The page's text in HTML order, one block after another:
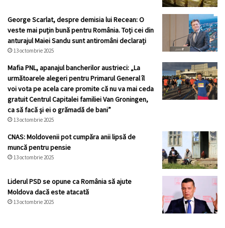
George Scarlat, despre demisia lui Recean: O
veste mai puțin bună pentru România. Toți cei din
anturajul Maiei Sandu sunt antiromâni declarați
13 octombrie 2025
Mafia PNL, apanajul bancherilor austrieci: „La
următoarele alegeri pentru Primarul General îl
voi vota pe acela care promite că nu va mai ceda
gratuit Centrul Capitalei familiei Van Groningen,
ca să facă și ei o grămadă de bani”
13 octombrie 2025
CNAS: Moldovenii pot cumpăra anii lipsă de
muncă pentru pensie
13 octombrie 2025
Liderul PSD se opune ca România să ajute
Moldova dacă este atacată
13 octombrie 2025